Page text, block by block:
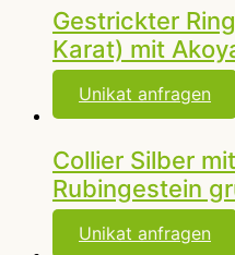
Gestrickter
Karat) mit
Unikat anfragen
Collier Silber
Rubingestein
Unikat anfragen